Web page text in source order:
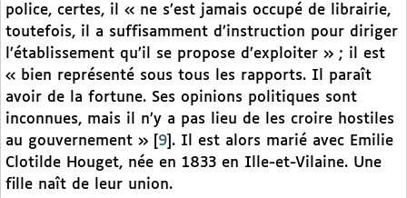
police, certes, il « ne s’est jamais occupé de librairie,
toutefois, il a suffisamment d’instruction pour diriger
l’établissement qu’il se propose d’exploiter » ; il est
« bien représenté sous tous les rapports. Il paraît
avoir de la fortune. Ses opinions politiques sont
inconnues, mais il n’y a pas lieu de les croire hostiles
au gouvernement »
9 . Il est alors marié avec Emilie
Clotilde Houget, née en 1833 en Ille-et-Vilaine. Une
fille naît de leur union.